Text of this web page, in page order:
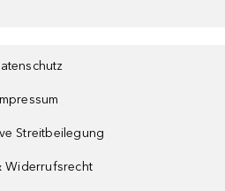
Streitbeilegung
Widerrufsrecht